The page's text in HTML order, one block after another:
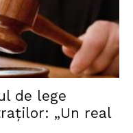
de lege
„Un real